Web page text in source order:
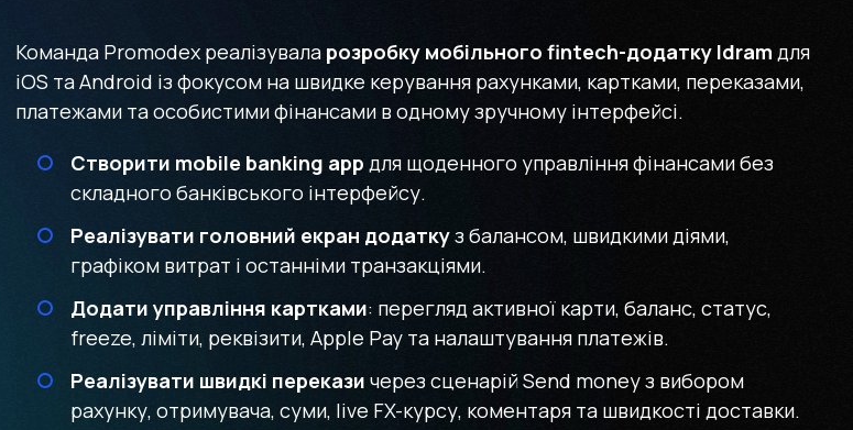
Команда Promodex реалізувала розробку мобільного fintech-додатку Idram для
iOS та Android із фокусом на швидке керування рахунками, картками, переказами,
платежами та особистими фінансами в одному зручному інтерфейсі.
Створити mobile banking app для щоденного управління фінансами без
складного банківського інтерфейсу.
Реалізувати головний екран додаткуз балансом, швидкими діями,
графіком витрат і останніми транзакціями.
Додати управління картками: перегляд активної карти, баланс, статус,
freeze, ліміти, реквізити, Apple Pay та налаштування платежів.
Реалізувати швидкі перекази через сценарій Send money з вибором
рахунку, отримувача, суми, live FX-курсу, коментаря та швидкості доставки.